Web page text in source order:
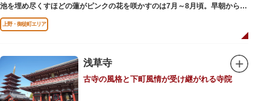
池を埋め尽くすほどの蓮がピンクの花を咲かすのは7月～8月頃。早朝から午
前のみ開花するので、シーズン中は多くの観光客が朝早くから池を訪れま
す。綺麗な蓮の花を近くから観察できるデッキを散歩しながら朝の不忍池を
から池を眺めれば、新しい発見ができるかもしれません。また、「鵜の池」
にはマガモ・オナガガモなどたくさんの鴨や渡り鳥が訪れます。大都会の中
でバードウォッチングができる珍しいスポットです。
ファミリーで、カップルで、または一人でゆったりと、思い思いの時間をお
上野・御徒町エリア
浅草寺
古寺の風格と下町風情が受け継がれる寺院